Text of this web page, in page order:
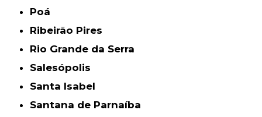
Poá
Ribeirão Pires
Rio Grande da Serra
Salesópolis
Santa Isabel
Santana de Parnaíba